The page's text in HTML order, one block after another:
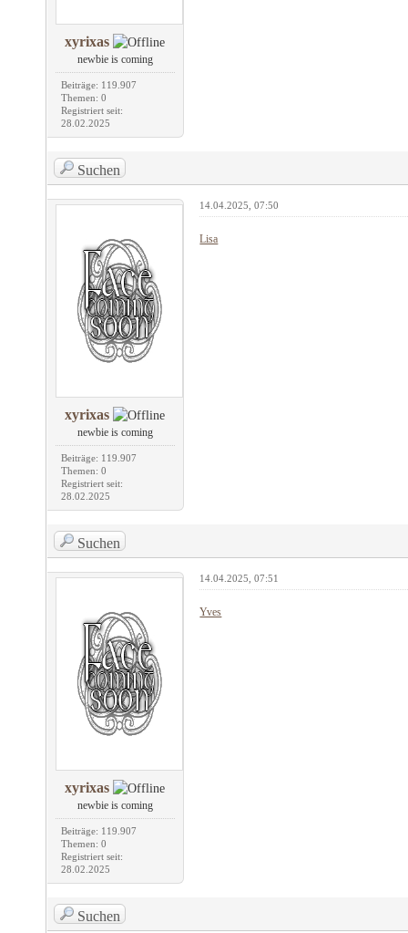
xyrixas
newbie is coming
Beiträge: 119.907
Themen: 0
Registriert seit:
28.02.2025
Suchen
xyrixas
newbie is coming
Beiträge: 119.907
Themen: 0
Registriert seit:
28.02.2025
14.04.2025, 07:50
Lisa
Suchen
xyrixas
newbie is coming
Beiträge: 119.907
Themen: 0
Registriert seit:
28.02.2025
14.04.2025, 07:51
Yves
Suchen